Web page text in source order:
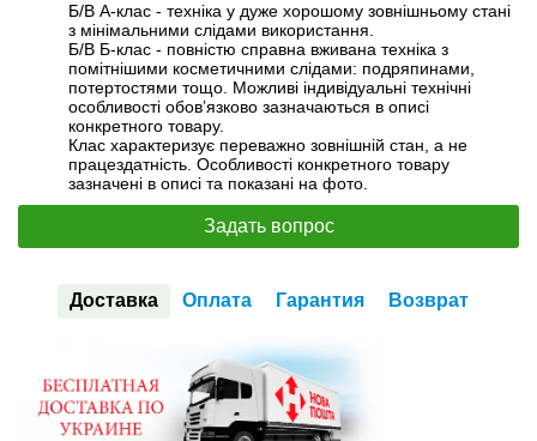
Б/В А-клас - техніка у дуже хорошому зовнішньому стані
з мінімальними слідами використання.
Б/В Б-клас - повністю справна вживана техніка з
помітнішими косметичними слідами: подряпинами,
потертостями тощо. Можливі індивідуальні технічні
особливості обов’язково зазначаються в описі
конкретного товару.
Клас характеризує переважно зовнішній стан, а не
працездатність. Особливості конкретного товару
зазначені в описі та показані на фото.
Задать вопрос
Доставка Оплата Гарантия Возврат